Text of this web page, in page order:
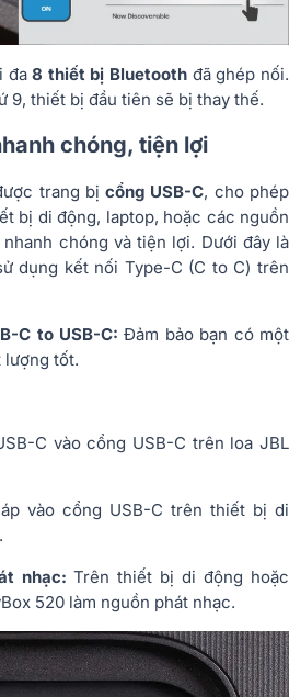
đa8 thiết bị Bluetooth đã ghép nối.
9, thiết bị đầu tiên sẽ bị thay thế.
chóng, tiện lợi
trang bịcổng USB-C, cho phép
bị di động, laptop, hoặc các nguồn
chóng và tiện lợi. Dưới đây là
dụng kết nối Type-C (C to C) trên
C to USB-C: Đảm bảo bạn có một
lượng tốt.
C vào cổng USB-C trên loa JBL
vào cổng USB-C trên thiết bị di
nhạc:Trên thiết bị di động hoặc
520 làm nguồn phát nhạc.